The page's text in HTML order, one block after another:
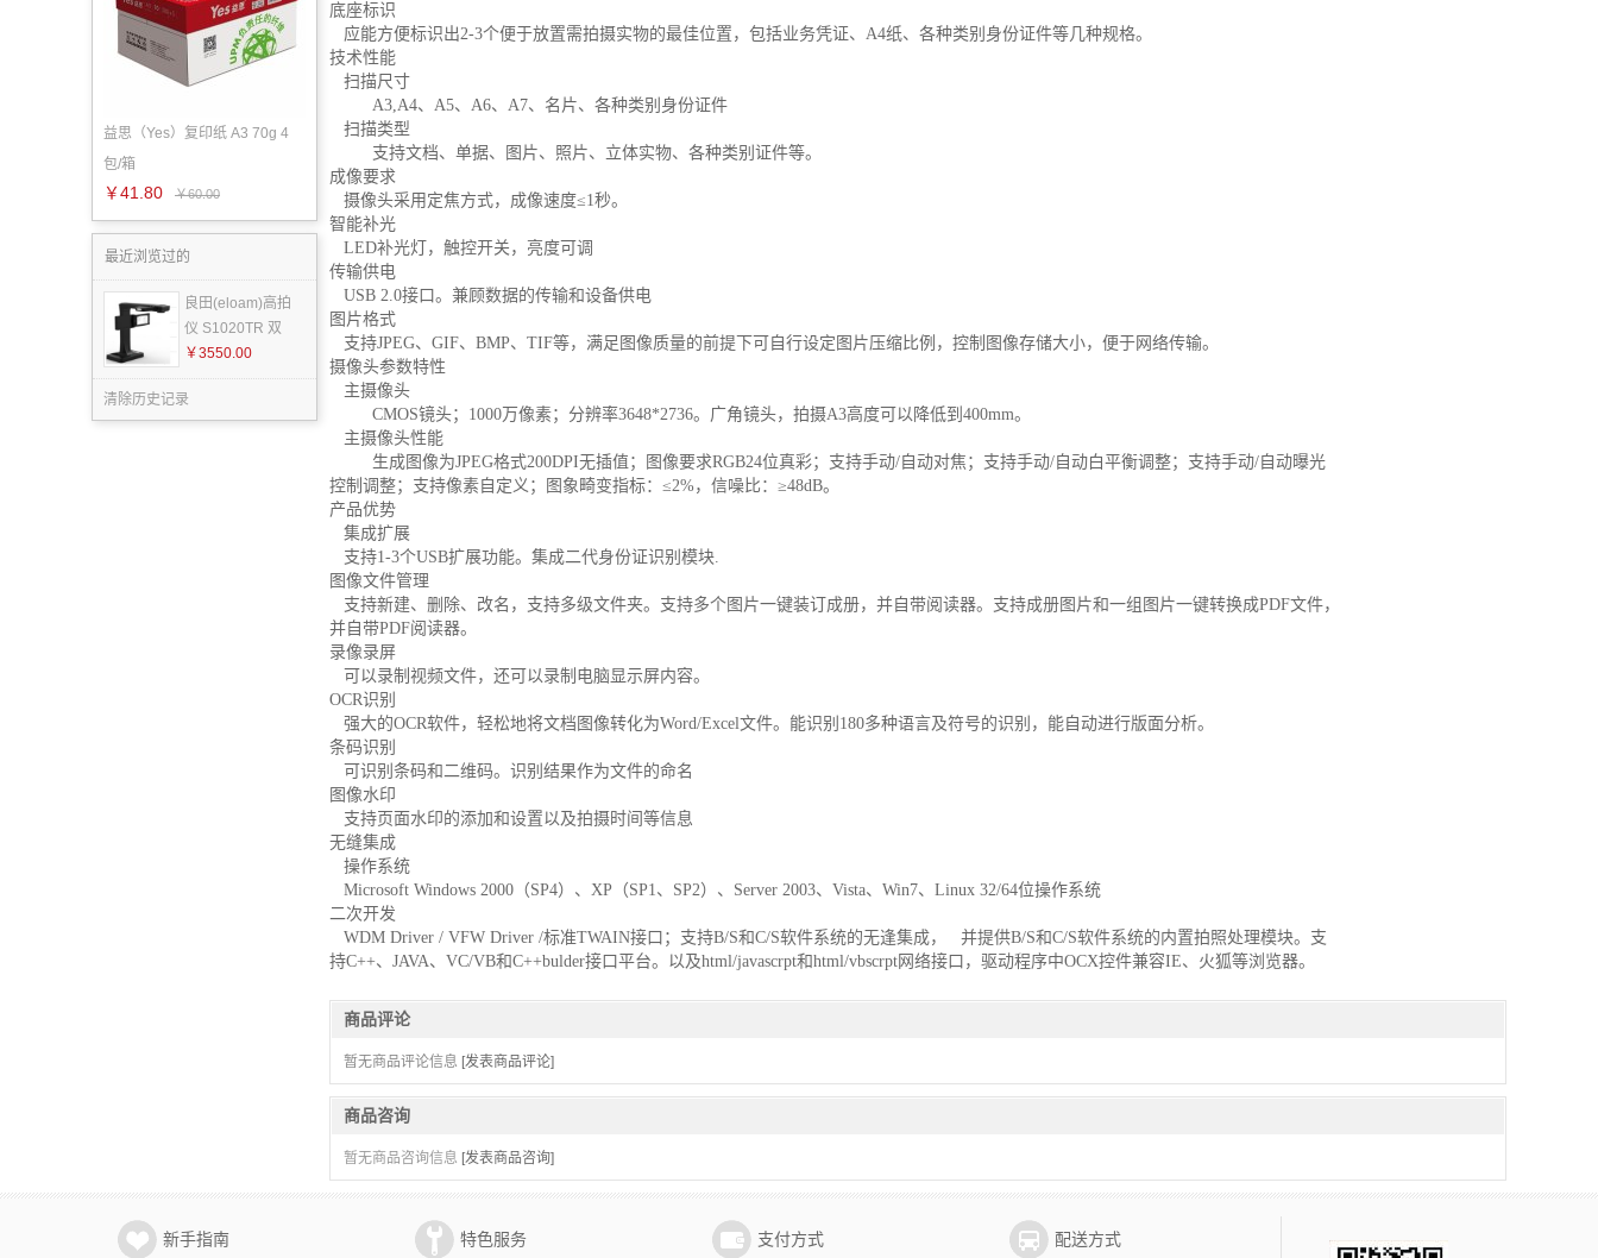
益思（Yes）复印纸 A3 70g 4
包/箱
￥41.80 ￥60.00
最近浏览过的
良田(eloam)高拍
仪 S1020TR 双
￥3550.00
清除历史记录
底座标识
应能方便标识出2-3个便于放置需拍摄实物的最佳位置，包括业务凭证、A4纸、各种类别身份证件等几种规格。
技术性能
扫描尺寸
A3,A4、A5、A6、A7、名片、各种类别身份证件
扫描类型
支持文档、单据、图片、照片、立体实物、各种类别证件等。
成像要求
摄像头采用定焦方式，成像速度≤1秒。
智能补光
LED补光灯，触控开关，亮度可调
传输供电
USB 2.0接口。兼顾数据的传输和设备供电
图片格式
支持JPEG、GIF、BMP、TIF等，满足图像质量的前提下可自行设定图片压缩比例，控制图像存储大小，便于网络传输。
摄像头参数特性
主摄像头
CMOS镜头；1000万像素；分辨率3648*2736。广角镜头，拍摄A3高度可以降低到400mm。
主摄像头性能
生成图像为JPEG格式200DPI无插值；图像要求RGB24位真彩；支持手动/自动对焦；支持手动/自动白平衡调整；支持手动/自动曝光
控制调整；支持像素自定义；图象畸变指标：≤2%，信噪比：≥48dB。
产品优势
集成扩展
支持1-3个USB扩展功能。集成二代身份证识别模块.
图像文件管理
支持新建、删除、改名，支持多级文件夹。支持多个图片一键装订成册，并自带阅读器。支持成册图片和一组图片一键转换成PDF文件，
并自带PDF阅读器。
录像录屏
可以录制视频文件，还可以录制电脑显示屏内容。
OCR识别
强大的OCR软件，轻松地将文档图像转化为Word/Excel文件。能识别180多种语言及符号的识别，能自动进行版面分析。
条码识别
可识别条码和二维码。识别结果作为文件的命名
图像水印
支持页面水印的添加和设置以及拍摄时间等信息
无缝集成
操作系统
Microsoft Windows 2000（SP4）、XP（SP1、SP2）、Server 2003、Vista、Win7、Linux 32/64位操作系统
二次开发
WDM Driver / VFW Driver /标准TWAIN接口；支持B/S和C/S软件系统的无逢集成， 并提供B/S和C/S软件系统的内置拍照处理模块。支
持C++、JAVA、VC/VB和C++bulder接口平台。以及html/javascrpt和html/vbscrpt网络接口，驱动程序中OCX控件兼容IE、火狐等浏览器。
商品评论
暂无商品评论信息 [发表商品评论]
商品咨询
暂无商品咨询信息 [发表商品咨询]
新手指南 特色服务 支付方式 配送方式